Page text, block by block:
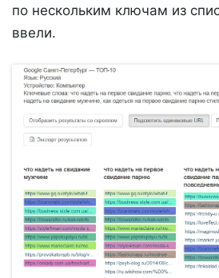
по нескольким ключам из
ввели.